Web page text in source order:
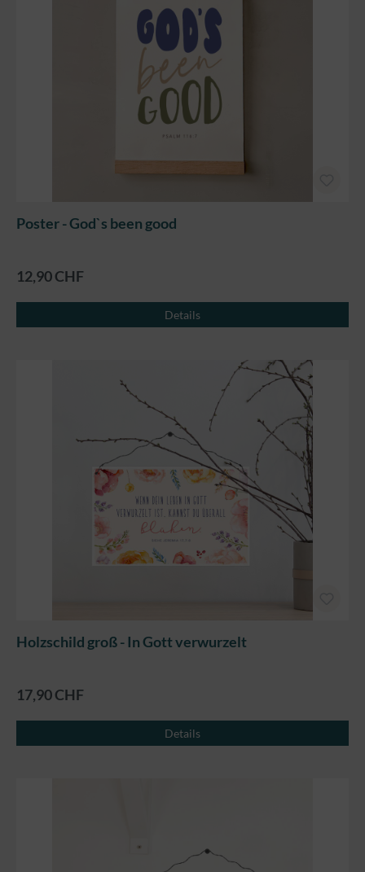
Poster - God`s been good
12,90 CHF
Details
Holzschild groß - In Gott verwurzelt
17,90 CHF
Details